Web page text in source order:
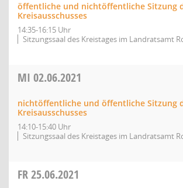
öffentliche und nichtöffentliche Sitzung
Kreisausschusses
14:35-16:15 Uhr
Sitzungssaal des Kreistages im Landratsamt
MI 02.06.2021
nichtöffentliche und öffentliche Sitzung
Kreisausschusses
14:10-15:40 Uhr
Sitzungssaal des Kreistages im Landratsamt
FR25.06.2021